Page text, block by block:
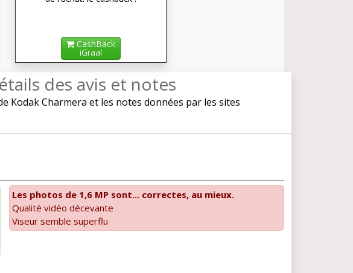
CashBack
iGraal
des avis et notes
Kodak Charmera et les notes données par les sites
Les photos de 1,6 MP sont... correctes, au mieux.
Qualité vidéo décevante
Viseur semble superflu